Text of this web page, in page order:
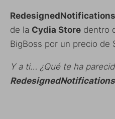
RedesignedNotifications
de la Cydia Store dentro
BigBoss por un precio de
Y a ti… ¿Qué te ha
RedesignedNotifications